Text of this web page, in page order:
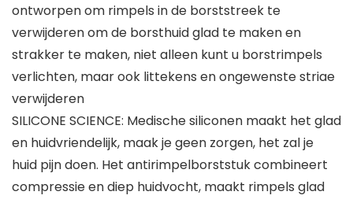
ontworpen om rimpels in de borststreek te
verwijderen om de borsthuid glad te maken en
strakker te maken, niet alleen kunt u borstrimpels
verlichten, maar ook littekens en ongewenste striae
verwijderen
SILICONE SCIENCE: Medische siliconen maakt het glad
en huidvriendelijk, maak je geen zorgen, het zal je
huid pijn doen. Het antirimpelborststuk combineert
compressie en diep huidvocht, maakt rimpels glad